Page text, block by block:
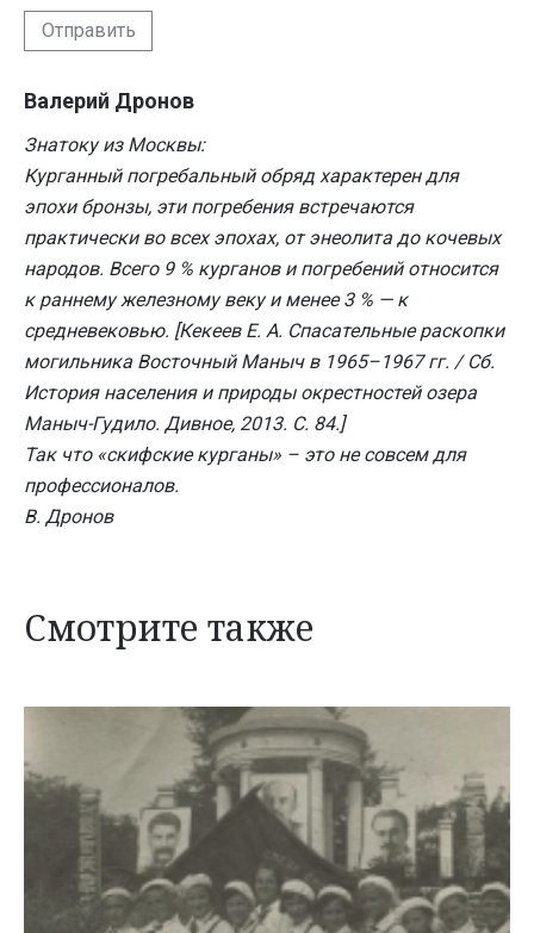
Отправить
Валерий Дронов
Знатоку из Москвы:
Курганный погребальный обряд характерен для
эпохи бронзы, эти погребения встречаются
практически во всех эпохах, от энеолита до кочевых
народов. Всего 9 % курганов и погребений относится
к раннему железному веку и менее 3 % — к
средневековью. [Кекеев Е. А. Спасательные раскопки
могильника Восточный Маныч в 1965–1967 гг. / Сб.
История населения и природы окрестностей озера
Маныч-Гудило. Дивное, 2013. С. 84.]
Так что «скифские курганы» – это не совсем для
профессионалов.
В. Дронов
Смотрите также